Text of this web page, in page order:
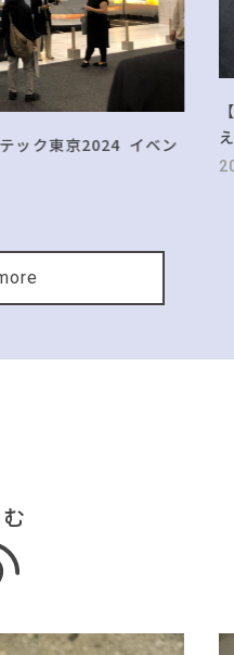
ック東京2024 イベン